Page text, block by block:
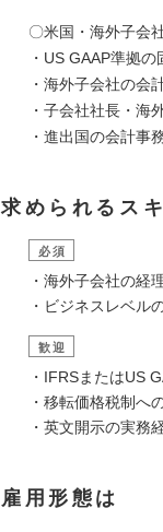
〇米国・海外子会
・US GAAP準拠
・海外子会社の会
・子会社社長・海
・進出国の会計事
求められるス
必須
・海外子会社の経
・ビジネスレベル
歓迎
・IFRSまたはUS
・移転価格税制へ
・英文開示の実務
雇用形態は